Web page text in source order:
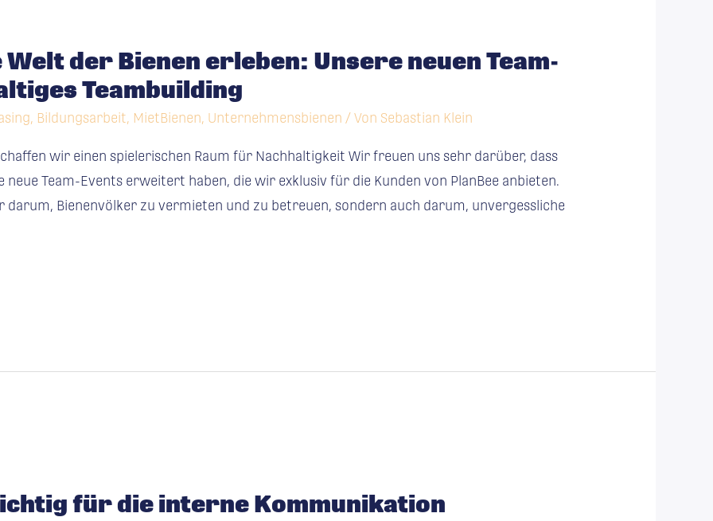
der Bienen erleben: Unsere neuen Team-
Teambuilding
, Bildungsarbeit, MietBienen, Unternehmensbienen / Von Sebastian Klein
wir einen spielerischen Raum für Nachhaltigkeit Wir freuen uns sehr darüber, dass
Team-Events erweitert haben, die wir exklusiv für die Kunden von PlanBee anbieten.
darum, Bienenvölker zu vermieten und zu betreuen, sondern auch darum, unvergessliche
für die interne Kommunikation